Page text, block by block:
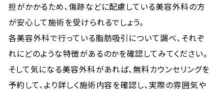
担がかかるため、傷跡などに配慮している美容外科の方
が安心して施術を受けられるでしょう。
各美容外科で行っている脂肪吸引について調べ、それぞ
れにどのような特徴があるのかを確認してみてください。
そして気になる美容外科があれば、無料カウンセリングを
予約して、より詳しく施術内容を確認し、実際の雰囲気や